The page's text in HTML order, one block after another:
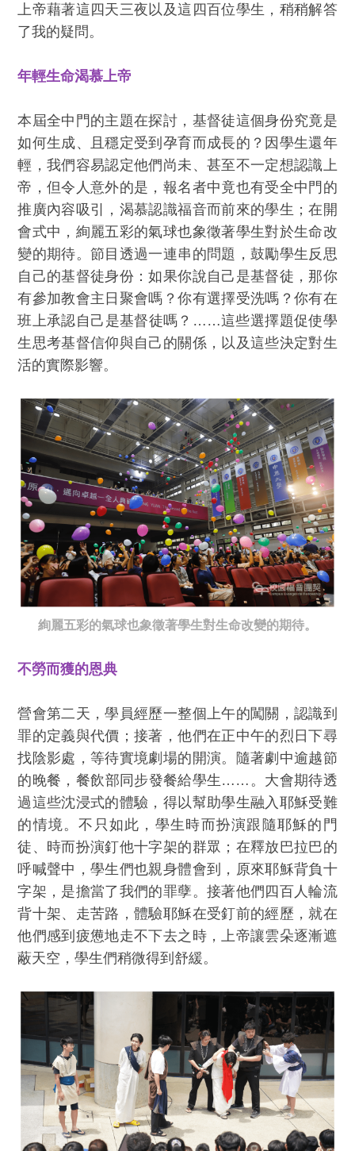
上帝藉著這四天三夜以及這四百位學生，稍稍解答
了我的疑問。
年輕生命渴慕上帝
本屆全中門的主題在探討，基督徒這個身份究竟是
如何生成、且穩定受到孕育而成長的？因學生還年
輕，我們容易認定他們尚未、甚至不一定想認識上
帝，但令人意外的是，報名者中竟也有受全中門的
推廣內容吸引，渴慕認識福音而前來的學生；在開
會式中，絢麗五彩的氣球也象徵著學生對於生命改
變的期待。節目透過一連串的問題，鼓勵學生反思
自己的基督徒身份：如果你說自己是基督徒，那你
有參加教會主日聚會嗎？你有選擇受洗嗎？你有在
班上承認自己是基督徒嗎？……這些選擇題促使學
生思考基督信仰與自己的關係，以及這些決定對生
活的實際影響。
絢麗五彩的氣球也象徵著學生對生命改變的期待。
不勞而獲的恩典
營會第二天，學員經歷一整個上午的闖關，認識到
罪的定義與代價；接著，他們在正中午的烈日下尋
找陰影處，等待實境劇場的開演。隨著劇中逾越節
的晚餐，餐飲部同步發餐給學生……。大會期待透
過這些沈浸式的體驗，得以幫助學生融入耶穌受難
的情境。不只如此，學生時而扮演跟隨耶穌的門
徒、時而扮演釘他十字架的群眾；在釋放巴拉巴的
呼喊聲中，學生們也親身體會到，原來耶穌背負十
字架，是擔當了我們的罪孽。接著他們四百人輪流
背十架、走苦路，體驗耶穌在受釘前的經歷，就在
他們感到疲憊地走不下去之時，上帝讓雲朵逐漸遮
蔽天空，學生們稍微得到舒緩。